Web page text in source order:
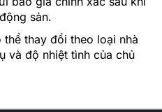
sản.
thay đổi theo loại nhà
và độ nhiệt tình của chủ